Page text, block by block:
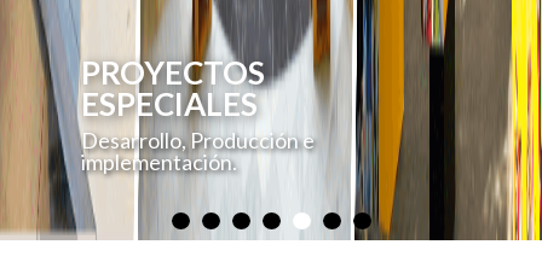
PROYECTOS
ESPECIALES
Desarrollo, Producción e
implementación.